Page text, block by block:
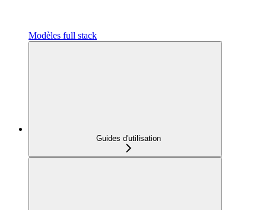
Modèles full stack
Guides d'utilisation